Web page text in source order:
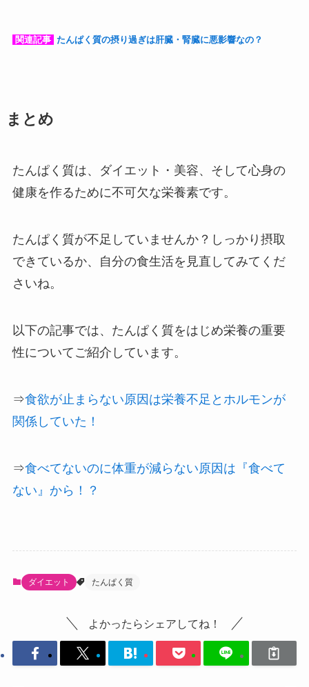
関連記事 たんぱく質の摂り過ぎは肝臓・腎臓に悪影響なの？
まとめ
たんぱく質は、ダイエット・美容、そして心身の
健康を作るために不可欠な栄養素です。
たんぱく質が不足していませんか？しっかり摂取
できているか、自分の食生活を見直してみてくだ
さいね。
以下の記事では、たんぱく質をはじめ栄養の重要
性についてご紹介しています。
⇒食欲が止まらない原因は栄養不足とホルモンが
関係していた！
⇒食べてないのに体重が減らない原因は『食べて
ない』から！？
ダイエット たんぱく質
よかったらシェアしてね！